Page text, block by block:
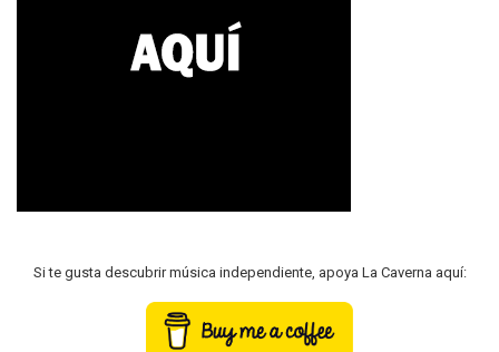
Si te gusta descubrir música independiente, apoya La Caverna aquí: